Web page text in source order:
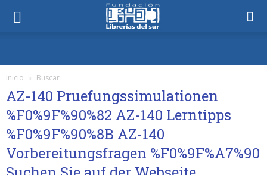
Inicio Buscar
AZ-140 Pruefungssimulationen
%F0%9F%90%82 AZ-140 Lerntipps
%F0%9F%90%8B AZ-140
Vorbereitungsfragen %F0%9F%A7%90